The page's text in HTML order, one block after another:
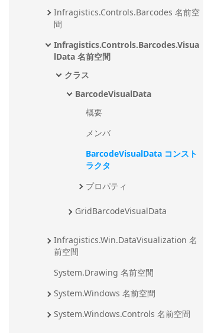
Infragistics.Controls.Barcodes 名前空
間
Infragistics.Controls.Barcodes.Visua
lData 名前空間
クラス
BarcodeVisualData
概要
メンバ
BarcodeVisualData コンスト
ラクタ
プロパティ
GridBarcodeVisualData
Infragistics.Win.DataVisualization 名
前空間
System.Drawing 名前空間
System.Windows 名前空間
System.Windows.Controls 名前空間